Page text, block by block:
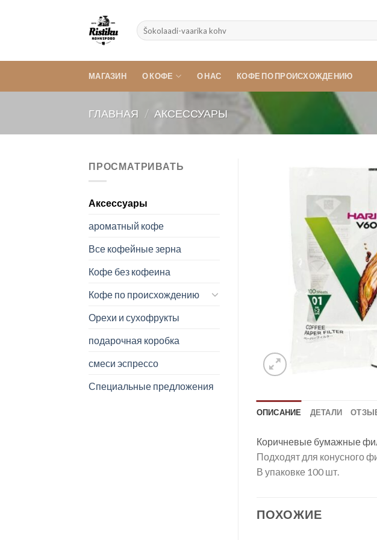
Искать:
МАГАЗИН О КОФЕ О НАС КОФЕ ПО ПРОИСХОЖДЕНИЮ
ГЛАВНАЯ / АКСЕССУАРЫ
ПРОСМАТРИВАТЬ
Аксессуары
ароматный кофе
Все кофейные зерна
Кофе без кофеина
Кофе по происхождению
Орехи и сухофрукты
подарочная коробка
смеси эспрессо
Специальные предложения
ОПИСАНИЕ ДЕТАЛИ
Коричневые бумажные
Подходят для конусного
В упаковке 100 шт.
ПОХОЖИЕ